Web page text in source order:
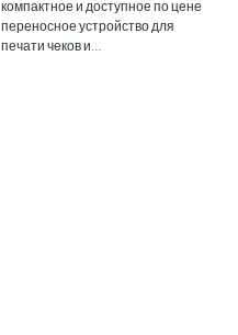
компактное и доступное по цене
переносное устройство для
печати чеков и…